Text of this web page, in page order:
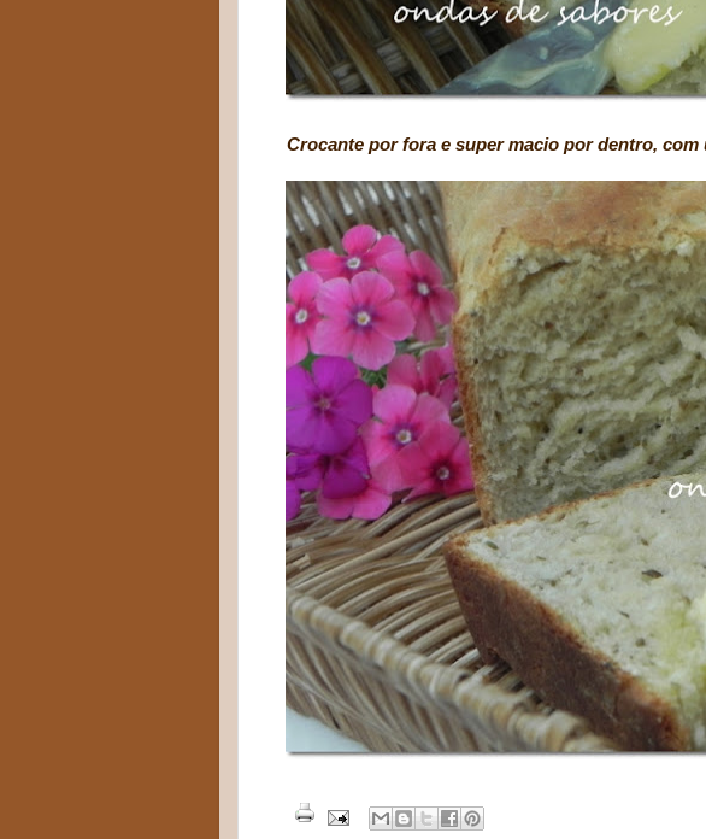
Crocante por fora e super macio por dentro, com